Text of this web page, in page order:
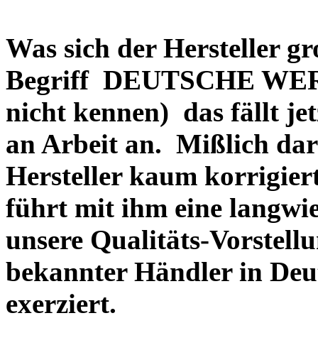
Was sich der Hersteller
Begriff DEUTSCHE
nicht kennen) das fällt
an Arbeit an. Mißlich
Hersteller kaum
führt mit ihm eine
unsere Qualitäts-
bekannter Händler in
exerziert.